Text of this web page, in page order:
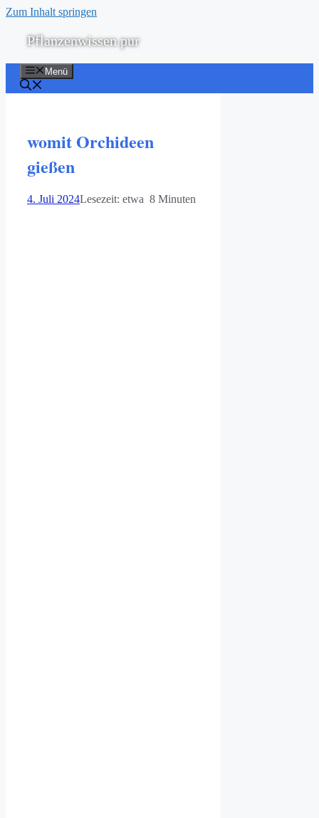
Zum Inhalt springen
Pflanzenwissen pur
Menü
womit Orchideen
gießen
4. Juli 2024Lesezeit: etwa 8 Minuten